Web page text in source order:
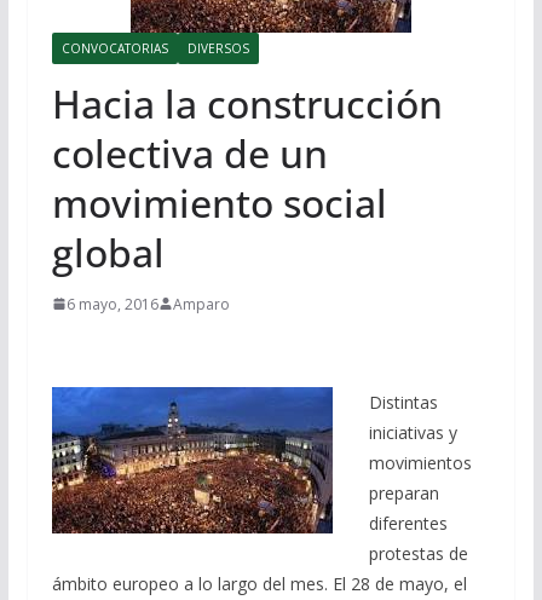
CONVOCATORIAS DIVERSOS
Hacia la construcción
colectiva de un
movimiento social
global
6 mayo, 2016 Amparo
Distintas
iniciativas y
movimientos
preparan
diferentes
protestas de
ámbito europeo a lo largo del mes. El 28 de mayo, el